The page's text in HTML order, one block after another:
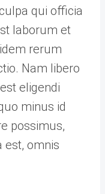
qui officia
laborum et
rerum
Nam libero
eligendi
minus id
possimus,
est, omnis